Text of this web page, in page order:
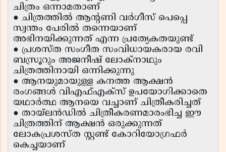
ചിത്രം ഒന്നാമതാണ്
● ചിത്രത്തിൽ ആൻ്റണി വർഗീസ് പെപ്പെ
സ്വന്തം പേരിൽ തന്നെയാണ്
അഭിനയിക്കുന്നത് എന്ന പ്രത്യേകതയുണ്ട്
● പ്രശസ്ത സംഗീത സംവിധായകരായ രവി
ബസ്രൂറും അജനീഷ് ലോക്നാഥും
ചിത്രത്തിനായി ഒന്നിക്കുന്നു
● ആനയുമായുള്ള കനത്ത ആക്ഷൻ
രംഗങ്ങൾ വിഎഫ്എക്സ് ഉപയോഗിക്കാതെ
യഥാർത്ഥ ആനയെ വച്ചാണ് ചിത്രീകരിച്ചത്
● തായ്‌ലൻഡിൽ ചിത്രീകരണമാരംഭിച്ച ഈ
ചിത്രത്തിന് ആക്ഷൻ ഒരുക്കുന്നത്
ലോകപ്രശസ്ത സ്റ്റണ്ട് കോറിയോഗ്രഫർ
കെച്ചയാണ്